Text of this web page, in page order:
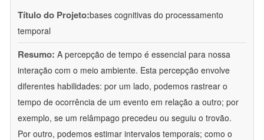
Título do Projeto:bases cognitivas do processamento
temporal
Resumo: A percepção de tempo é essencial para nossa
interação com o meio ambiente. Esta percepção envolve
diferentes habilidades: por um lado, podemos rastrear o
tempo de ocorrência de um evento em relação a outro; por
exemplo, se um relâmpago precedeu ou seguiu o trovão.
Por outro, podemos estimar intervalos temporais; como o